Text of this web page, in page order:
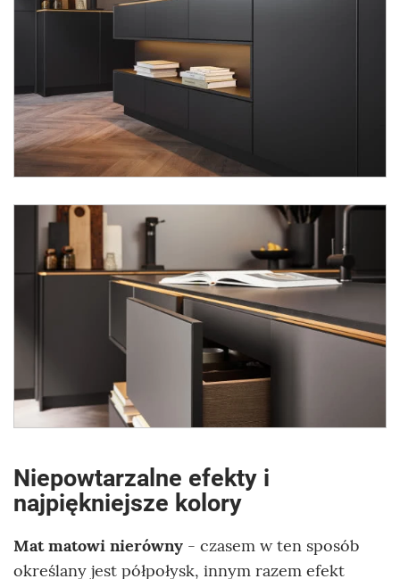
Niepowtarzalne efekty i
najpiękniejsze kolory
Mat matowi nierówny - czasem w ten sposób
określany jest półpołysk, innym razem efekt